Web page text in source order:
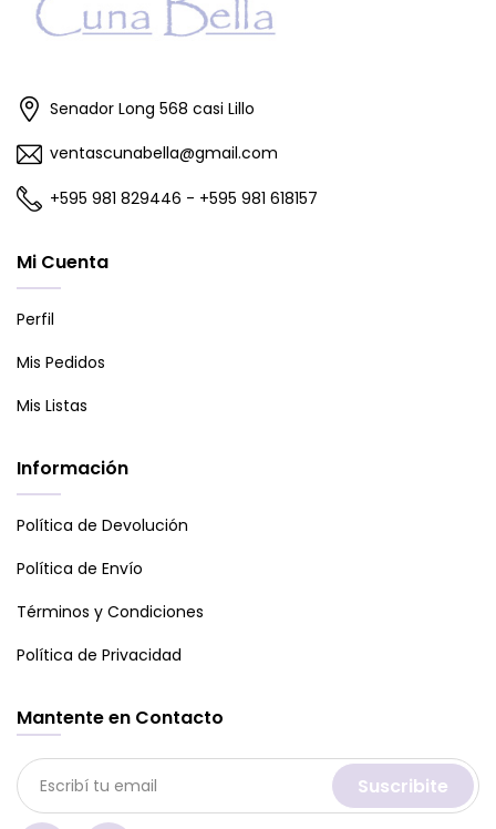
Senador Long 568 casi Lillo
ventascunabella@gmail.com
+595 981 829446 - +595 981 618157
Mi Cuenta
Perfil
Mis Pedidos
Mis Listas
Información
Política de Devolución
Política de Envío
Términos y Condiciones
Política de Privacidad
Mantente en Contacto
Suscribite